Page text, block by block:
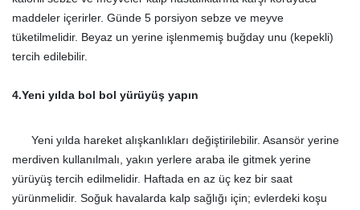
maddeler içerirler. Günde 5 porsiyon sebze ve meyve
tüketilmelidir. Beyaz un yerine işlenmemiş buğday unu (kepekli)
tercih edilebilir.
4.Yeni yılda bol bol yürüyüş yapın
Yeni yılda hareket alışkanlıkları değiştirilebilir. Asansör yerine
merdiven kullanılmalı, yakın yerlere araba ile gitmek yerine
yürüyüş tercih edilmelidir. Haftada en az üç kez bir saat
yürünmelidir. Soğuk havalarda kalp sağlığı için; evlerdeki koşu